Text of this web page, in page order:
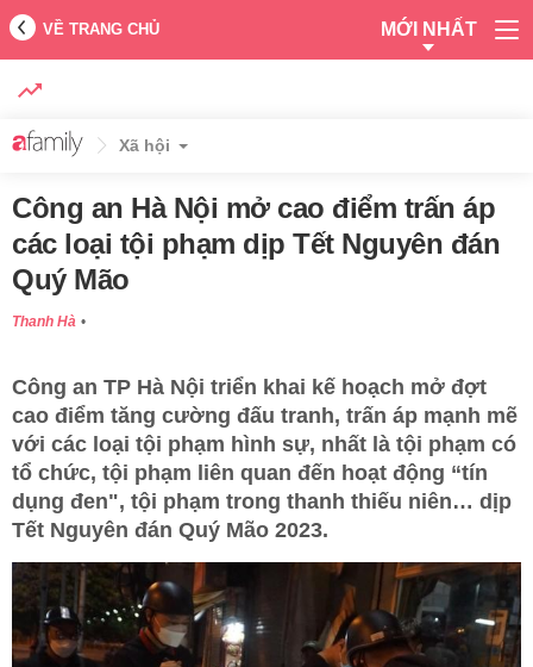
VỀ TRANG CHỦ MỚI NHẤT
Xã hội
Công an Hà Nội mở cao điểm trấn áp
các loại tội phạm dịp Tết Nguyên đán
Quý Mão
Thanh Hà
Công an TP Hà Nội triển khai kế hoạch mở đợt
cao điểm tăng cường đấu tranh, trấn áp mạnh mẽ
với các loại tội phạm hình sự, nhất là tội phạm có
tổ chức, tội phạm liên quan đến hoạt động “tín
dụng đen", tội phạm trong thanh thiếu niên… dịp
Tết Nguyên đán Quý Mão 2023.